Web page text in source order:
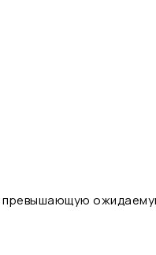
превышающую